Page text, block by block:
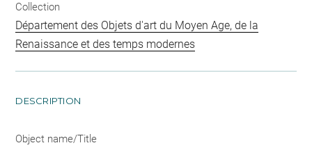
Collection
Département des Objets d'art du Moyen Age, de la
Renaissance et des temps modernes
DESCRIPTION
Object name/Title